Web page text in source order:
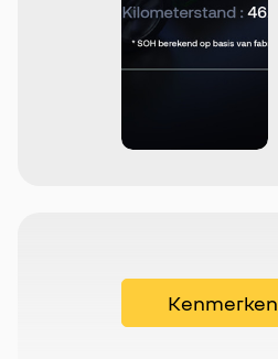
Kenmerken